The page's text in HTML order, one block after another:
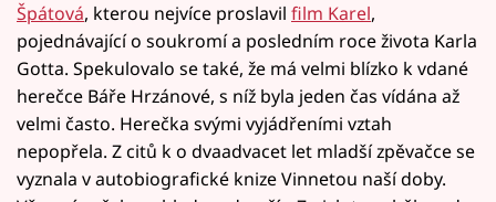
Špátová, kterou nejvíce proslavil film Karel,
pojednávající o soukromí a posledním roce života Karla
Gotta. Spekulovalo se také, že má velmi blízko k vdané
herečce Báře Hrzánové, s níž byla jeden čas vídána až
velmi často. Herečka svými vyjádřeními vztah
nepopřela. Z citů k o dvaadvacet let mladší zpěvačce se
vyznala v autobiografické knize Vinnetou naší doby.